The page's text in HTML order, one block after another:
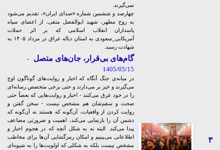
نمی‌گیرند.
چهارصد و ششمین شماره «صدای ایران»، تقدیم می‌شود
به روح مطهر، شهید ابوالفضل متقی، از اعضای سپاه
پاسداران انقلاب اسلامی که بر اثر حملات
آمریکایی_سعودی به استان دیاله عراق در مرداد ۱۴۰۵ به
شهادت رسید.
۳
گام‌های بی‌قرار، جان‌های متصل
-
1405/05/15
در میانه‌ی جنگ آنگاه که اخبار و روایت‌های گوناگون اوج
می‌گیرند و خیز بر می‌دارند و حتی برخی متخصص رسانه‌ای
را در خود غرق می‌کنند - اخبار و روایت‌هایی که بعضاً حتی
صحت و سقم‌شان هم مشخص نیست - سخن گفتن و
روایت کردن از واقعیات، آن‌گونه که هستند نه آن‌گونه که
دشمن آن را بازنمایی می‌کند، اهمیت و ضرورتی مضاعف
پیدا می‌کند. البته نه به شکل آنچه که در هجوم اخبار و
اطلاعاتی می‌بینیم و امکان رمزگشایی‌ آن‌ها برای مخاطب
مشخص نیست بلکه به شکلی که اولویت‌ها را به شیوه‌ای